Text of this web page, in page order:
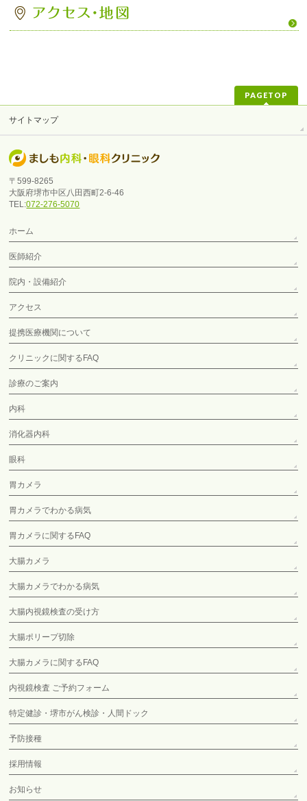
PAGETOP
サイトマップ
〒599-8265
大阪府堺市中区八田西町2-6-46
TEL:072-276-5070
ホーム
医師紹介
院内・設備紹介
アクセス
提携医療機関について
クリニックに関するFAQ
診療のご案内
内科
消化器内科
眼科
胃カメラ
胃カメラでわかる病気
胃カメラに関するFAQ
大腸カメラ
大腸カメラでわかる病気
大腸内視鏡検査の受け方
大腸ポリープ切除
大腸カメラに関するFAQ
内視鏡検査 ご予約フォーム
特定健診・堺市がん検診・人間ドック
予防接種
採用情報
お知らせ